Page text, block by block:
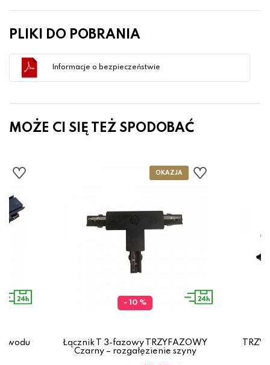
PLIKI DO POBRANIA
Informacje o bezpieczeństwie
MOŻE CI SIĘ TEŻ SPODOBAĆ
- 10 %
Łącznik T 3-fazowy TRZYFAZOWY
Czarny – rozgałęzienie szyny